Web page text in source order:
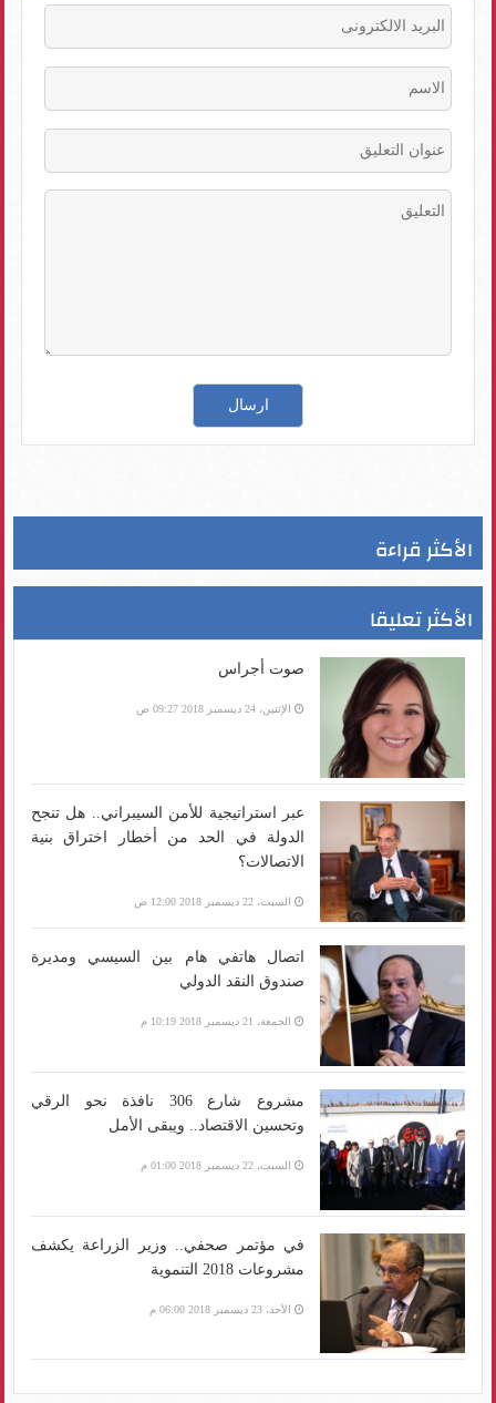
الأكثر قراءة
الأكثر تعليقا
صوت أجراس
الإثنين، 24 ديسمبر 2018 09:27 ص
عبر استراتيجية للأمن السيبراني.. هل تنجح
الدولة في الحد من أخطار اختراق بنية
الاتصالات؟
السبت، 22 ديسمبر 2018 12:00 ص
اتصال هاتفي هام بين السيسي ومديرة
صندوق النقد الدولي
الجمعة، 21 ديسمبر 2018 10:19 م
مشروع شارع 306 نافذة نحو الرقي
وتحسين الاقتصاد.. ويبقى الأمل
السبت، 22 ديسمبر 2018 01:00 م
في مؤتمر صحفي.. وزير الزراعة يكشف
مشروعات 2018 التنموية
الأحد، 23 ديسمبر 2018 06:00 م